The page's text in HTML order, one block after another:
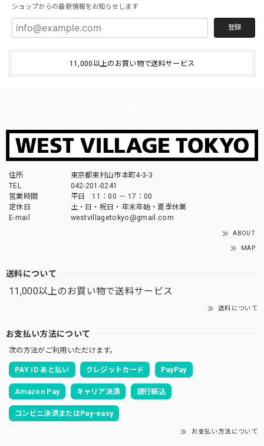
ショップからの最新情報をお知らせします
登録
11,000以上のお買い物で送料サービス
住所
東京都東村山市本町4-3-3
TEL
042-201-0241
営業時間
平日 11：00 － 17：00
定休日
土・日・祝日・年末年始・夏季休業
E-mail
westvillagetokyo@gmail.com
ABOUT
MAP
送料について
11,000以上のお買い物で送料サービス
送料について
お支払い方法について
次の方法がご利用いただけます。
PAY ID あと払い クレジットカード PayPay
Amazon Pay キャリア決済 銀行振込
コンビニ決済またはPay-easy
お支払い方法について